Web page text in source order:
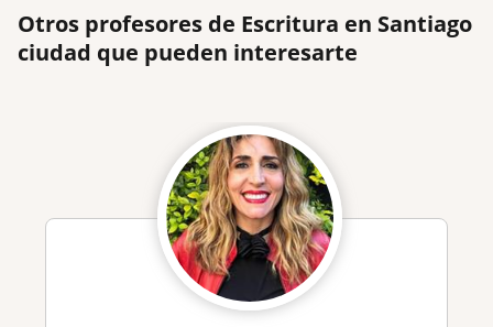
Otros profesores de Escritura en Santiago
ciudad que pueden interesarte